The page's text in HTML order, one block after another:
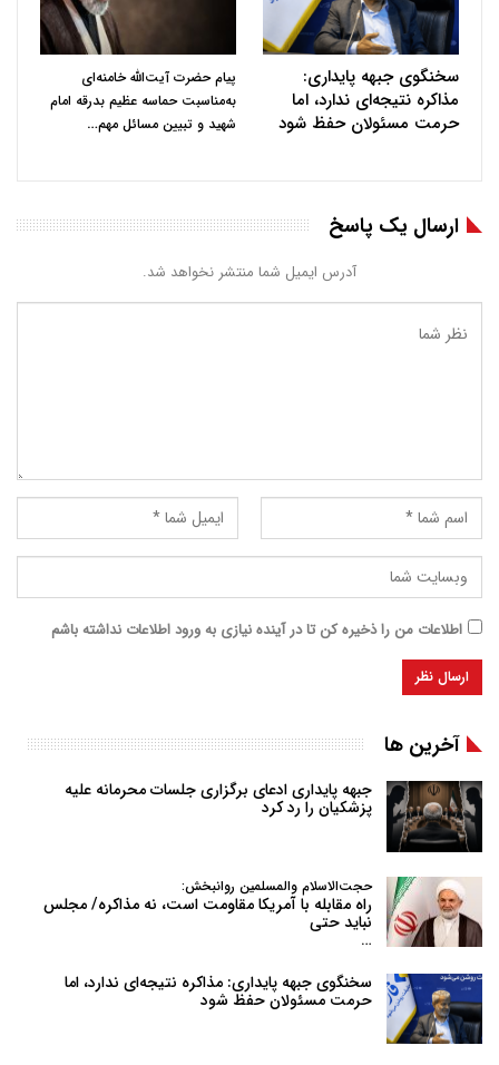
سخنگوی جبهه پایداری:
مذاکره نتیجه‌ای ندارد، اما
حرمت مسئولان حفظ شود
پیام حضرت آیت‌الله خامنه‌ای
به‌مناسبت حماسه عظیم بدرقه امام
شهید و تبیین مسائل مهم…
ارسال یک پاسخ
آدرس ایمیل شما منتشر نخواهد شد.
اطلاعات من را ذخیره کن تا در آینده نیازی به ورود اطلاعات نداشته باشم
آخرین ها
جبهه پایداری ادعای برگزاری جلسات محرمانه علیه
پزشکیان را رد کرد
حجت‌الاسلام والمسلمین روانبخش:
راه مقابله با آمریکا مقاومت است، نه مذاکره/ مجلس
نباید حتی
…
سخنگوی جبهه پایداری: مذاکره نتیجه‌ای ندارد، اما
حرمت مسئولان حفظ شود